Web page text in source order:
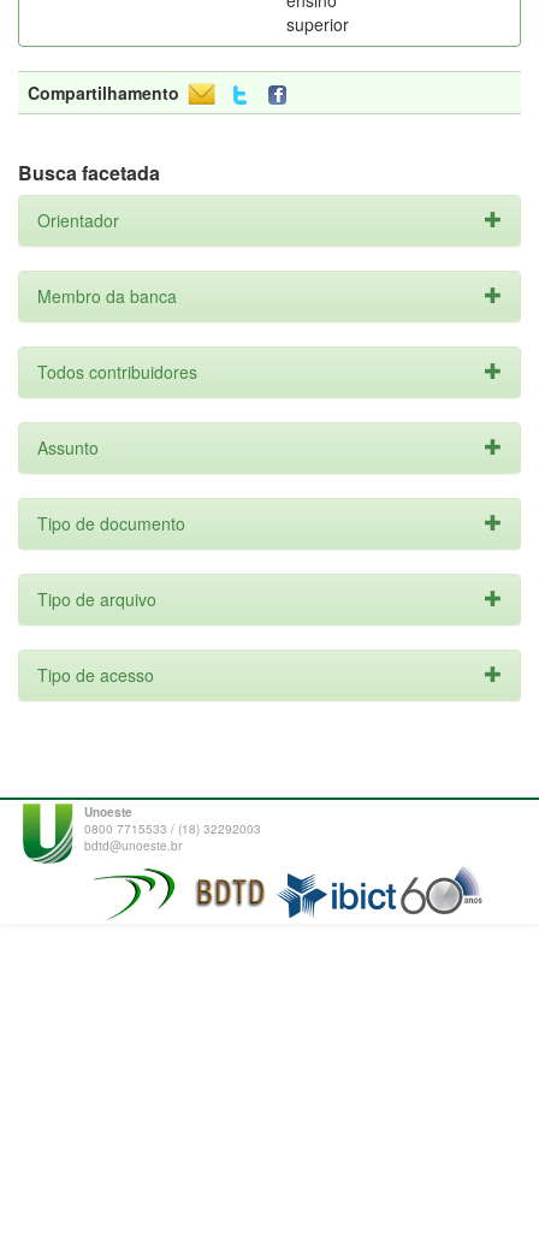
superior
Compartilhamento
Busca facetada
Orientador
Membro da banca
Todos contribuidores
Assunto
Tipo de documento
Tipo de arquivo
Tipo de acesso
Unoeste
0800 7715533 / (18) 32292003
bdtd@unoeste.br